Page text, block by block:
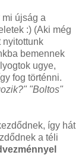
újság a
:) (Aki még
nyitottunk
bemennek
ugye,
fog történni.
"Boltos"
így hát
a téli